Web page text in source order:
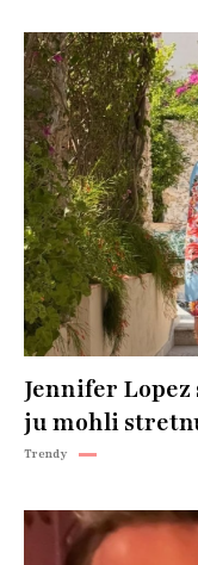
Jennifer Lopez
ju mohli
Trendy